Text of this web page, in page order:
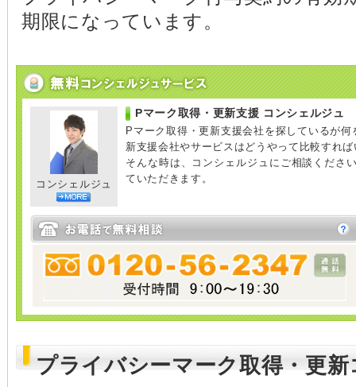
期限になっています。
コンシェルジュ
Pマーク取得・更新支援 コンシェルジュ
Pマーク取得・更新支援会社を探しているが
新支援会社やサービスはどうやって比較すれ
そんな時は、コンシェルジュにご相談くださ
ていただきます。
プライバシーマーク取得・更